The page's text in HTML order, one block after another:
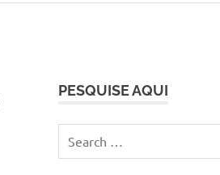
PESQUISE AQUI
for: